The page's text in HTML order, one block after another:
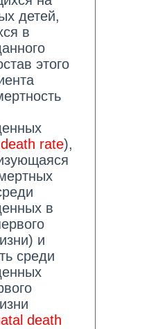
детей,
в
этого
rate),
в
и
среди
death